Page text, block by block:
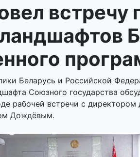
встречу
Беларусь и Российской
Союзного государства
рабочей встречи с
Дождёвым.